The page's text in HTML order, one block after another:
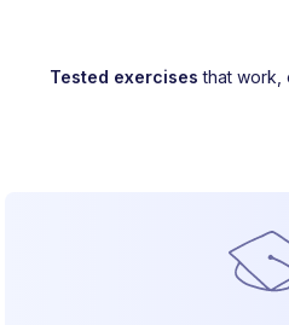
Tested exercises that work,